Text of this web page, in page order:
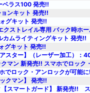
ベラス100 発売!!
ンキット 発売!!
グキット 発売!!
ストレイル専用 バック時ホ
ムライティングキット 発売!!
グキット 発売!!
スター】（レーザー加工）：
マン 新発売!! スマホでロック
ロック・アンロックが可能
クマン】 発売!!
スマートガード】 新発売!!